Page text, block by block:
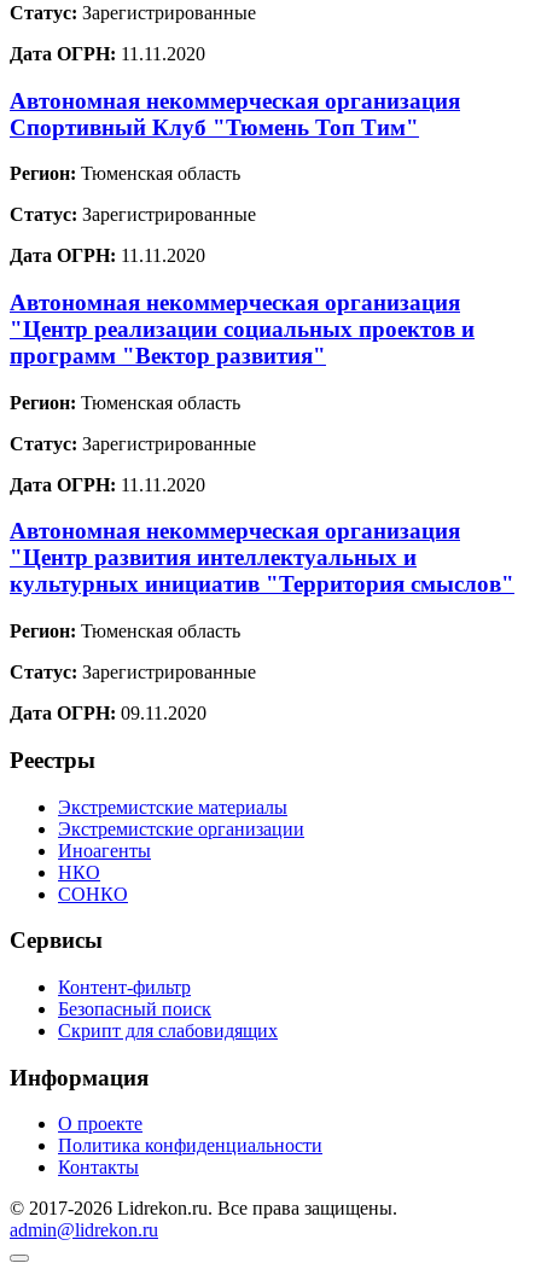
Статус: Зарегистрированные
Дата ОГРН: 11.11.2020
Автономная некоммерческая организация
Спортивный Клуб "Тюмень Топ Тим"
Регион: Тюменская область
Статус: Зарегистрированные
Дата ОГРН: 11.11.2020
Автономная некоммерческая организация
"Центр реализации социальных проектов и
программ "Вектор развития"
Регион: Тюменская область
Статус: Зарегистрированные
Дата ОГРН: 11.11.2020
Автономная некоммерческая организация
"Центр развития интеллектуальных и
культурных инициатив "Территория смыслов"
Регион: Тюменская область
Статус: Зарегистрированные
Дата ОГРН: 09.11.2020
Реестры
Экстремистские материалы
Экстремистские организации
Иноагенты
НКО
СОНКО
Сервисы
Контент-фильтр
Безопасный поиск
Скрипт для слабовидящих
Информация
О проекте
Политика конфиденциальности
Контакты
© 2017-2026 Lidrekon.ru. Все права защищены.
admin@lidrekon.ru